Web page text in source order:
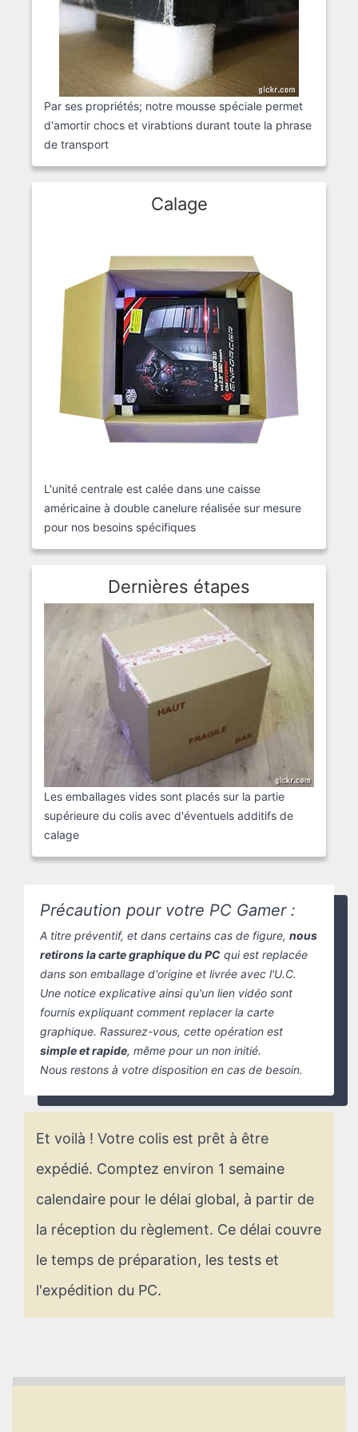
Par ses propriétés; notre mousse spéciale permet
d'amortir chocs et virabtions durant toute la phrase
de transport
Calage
L'unité centrale est calée dans une caisse
américaine à double canelure réalisée sur mesure
pour nos besoins spécifiques
Dernières étapes
Les emballages vides sont placés sur la partie
supérieure du colis avec d'éventuels additifs de
calage
Précaution pour votre PC Gamer :
A titre préventif, et dans certains cas de figure, nous
retirons la carte graphique du PC qui est replacée
dans son emballage d'origine et livrée avec l'U.C.
Une notice explicative ainsi qu'un lien vidéo sont
fournis expliquant comment replacer la carte
graphique. Rassurez-vous, cette opération est
simple et rapide, même pour un non initié.
Nous restons à votre disposition en cas de besoin.
Et voilà ! Votre colis est prêt à être
expédié. Comptez environ 1 semaine
calendaire pour le délai global, à partir de
la réception du règlement. Ce délai couvre
le temps de préparation, les tests et
l'expédition du PC.